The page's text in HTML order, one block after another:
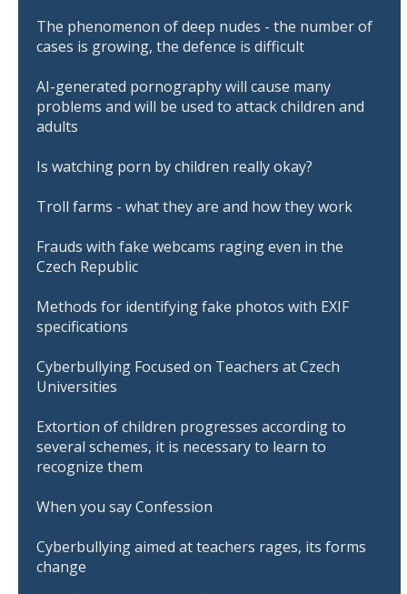
The phenomenon of deep nudes - the number of
cases is growing, the defence is difficult
AI-generated pornography will cause many
problems and will be used to attack children and
adults
Is watching porn by children really okay?
Troll farms - what they are and how they work
Frauds with fake webcams raging even in the
Czech Republic
Methods for identifying fake photos with EXIF
specifications
Cyberbullying Focused on Teachers at Czech
Universities
Extortion of children progresses according to
several schemes, it is necessary to learn to
recognize them
When you say Confession
Cyberbullying aimed at teachers rages, its forms
change